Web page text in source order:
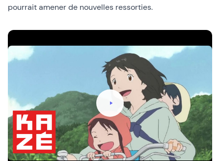
pourrait amener de nouvelles ressorties.